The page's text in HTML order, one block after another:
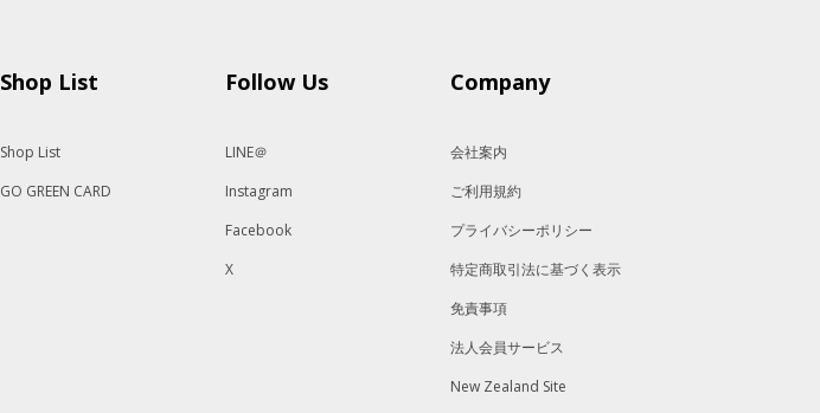
Shop List
Shop List
GO GREEN CARD
Follow Us
LINE＠
Instagram
Facebook
X
Company
会社案内
ご利用規約
プライバシーポリシー
特定商取引法に基づく表示
免責事項
法人会員サービス
New Zealand Site